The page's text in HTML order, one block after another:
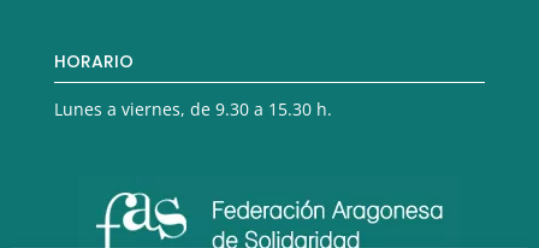
HORARIO
Lunes a viernes, de 9.30 a 15.30 h.